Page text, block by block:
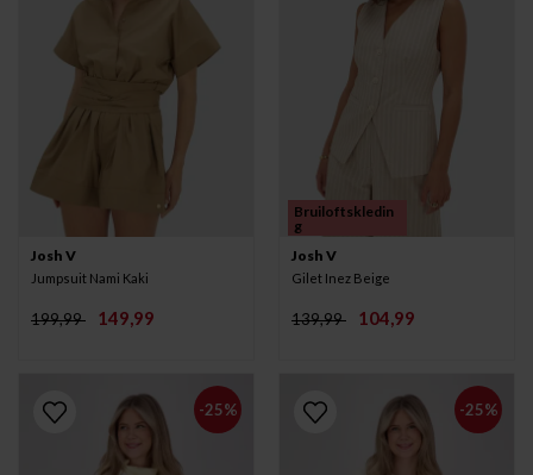
Josh V
Jumpsuit Nami Kaki
199,99 149,99
Bruiloftskledin
g
Josh V
Gilet Inez Beige
139,99 104,99
-25% -25%